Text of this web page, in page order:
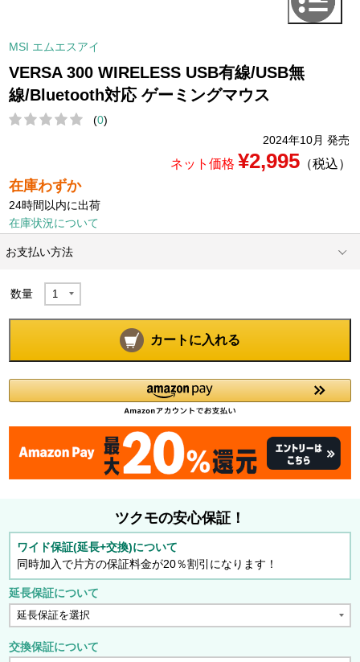
MSI エムエスアイ
VERSA 300 WIRELESS USB有線/USB無
線/Bluetooth対応 ゲーミングマウス
(0)
2024年10月 発売
ネット価格 ¥2,995（税込）
在庫わずか
24時間以内に出荷
在庫状況について
お支払い方法
数量
カートに入れる
ツクモの安心保証！
ワイド保証(延長+交換)について
同時加入で片方の保証料金が20％割引になります！
延長保証について
交換保証について